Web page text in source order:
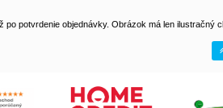
potvrdenie objednávky. Obrázok má len ilustračný